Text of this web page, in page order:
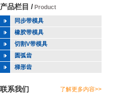
产品栏目 / Product
同步带模具
橡胶带模具
切割V带模具
圆弧齿
梯形齿
联系我们
了解更多内容>>